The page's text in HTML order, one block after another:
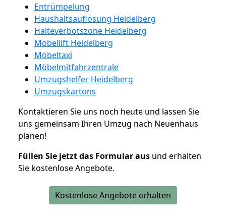
Entrümpelung
Haushaltsauflösung Heidelberg
Halteverbotszone Heidelberg
Möbellift Heidelberg
Möbeltaxi
Möbelmitfahrzentrale
Umzugshelfer Heidelberg
Umzugskartons
Kontaktieren Sie uns noch heute und lassen Sie
uns gemeinsam Ihren Umzug nach Neuenhaus
planen!
Füllen Sie jetzt das Formular aus und erhalten
Sie kostenlose Angebote.
Kostenlose Angebote erhalten